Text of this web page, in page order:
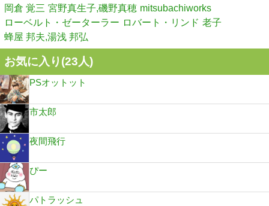
岡倉 覚三 宮野真生子,磯野真穂 mitsubachiworks
ローベルト・ゼーターラー ロバート・リンド 老子
蜂屋 邦夫,湯浅 邦弘
お気に入り(23人)
PSオットット
市太郎
夜間飛行
ぴー
パトラッシュ